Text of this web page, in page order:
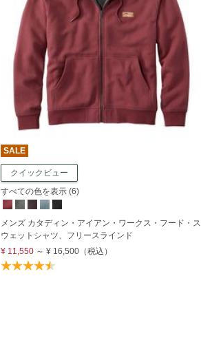
SALE
クイックビュー
すべての色を表示 (6)
メンズ カタディン・アイアン・ワークス・フード・ス
ウェットシャツ、フリースラインド
¥ 11,550～ ¥ 16,500（税込）